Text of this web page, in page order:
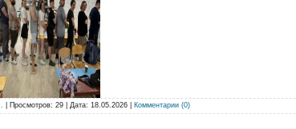
| Просмотров: 29 | Дата: 18.05.2026 Комментарии (0)